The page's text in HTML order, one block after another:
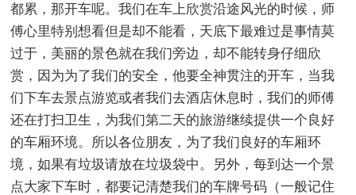
都累，那开车呢。我们在车上欣赏沿途风光的时候，师
傅心里特别想看但是却不能看，天底下最难过是事情莫
过于，美丽的景色就在我们旁边，却不能转身仔细欣
赏，因为为了我们的安全，他要全神贯注的开车，当我
们下车去景点游览或者我们去酒店休息时，我们的师傅
还在打扫卫生，为我们第二天的旅游继续提供一个良好
的车厢环境。所以各位朋友，为了我们良好的车厢环
境，如果有垃圾请放在垃圾袋中。另外，每到达一个景
点大家下车时，都要记清楚我们的车牌号码（一般记住